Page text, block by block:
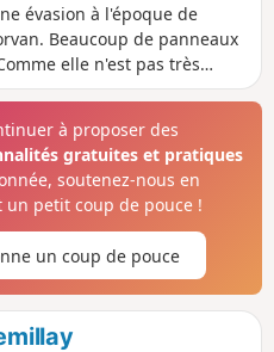
évasion à l'époque de
Beaucoup de panneaux
elle n'est pas très
par la visite du Musée de
à proposer des
gratuites et pratiques
soutenez-nous en
un petit coup de pouce !
un coup de pouce